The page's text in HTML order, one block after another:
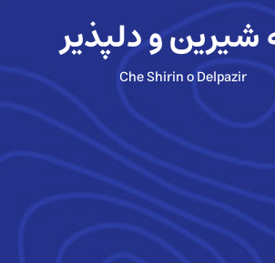
و دلپذیر
Che Shirin o Delpazir